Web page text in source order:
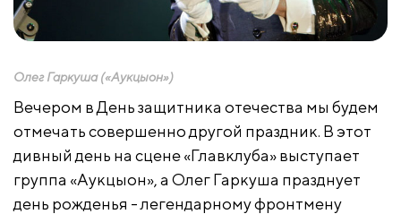
Олег Гаркуша («Аукцыон»)
Вечером в День защитника отечества мы будем
отмечать совершенно другой праздник. В этот
дивный день на сцене «Главклуба» выступает
группа «Аукцыон», а Олег Гаркуша празднует
день рожденья - легендарному фронтмену